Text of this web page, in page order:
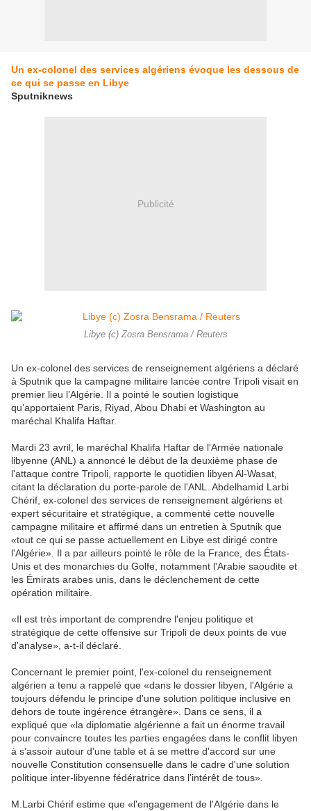
Un ex-colonel des services algériens évoque les dessous de
ce qui se passe en Libye
Sputniknews
Publicité
Libye (c) Zosra Bensrama / Reuters
Un ex-colonel des services de renseignement algériens a déclaré
à Sputnik que la campagne militaire lancée contre Tripoli visait en
premier lieu l’Algérie. Il a pointé le soutien logistique
qu’apportaient Paris, Riyad, Abou Dhabi et Washington au
maréchal Khalifa Haftar.
Mardi 23 avril, le maréchal Khalifa Haftar de l'Armée nationale
libyenne (ANL) a annoncé le début de la deuxième phase de
l'attaque contre Tripoli, rapporte le quotidien libyen Al-Wasat,
citant la déclaration du porte-parole de l'ANL. Abdelhamid Larbi
Chérif, ex-colonel des services de renseignement algériens et
expert sécuritaire et stratégique, a commenté cette nouvelle
campagne militaire et affirmé dans un entretien à Sputnik que
«tout ce qui se passe actuellement en Libye est dirigé contre
l'Algérie». Il a par ailleurs pointé le rôle de la France, des États-
Unis et des monarchies du Golfe, notamment l'Arabie saoudite et
les Émirats arabes unis, dans le déclenchement de cette
opération militaire.
«Il est très important de comprendre l'enjeu politique et
stratégique de cette offensive sur Tripoli de deux points de vue
d'analyse», a-t-il déclaré.
Concernant le premier point, l'ex-colonel du renseignement
algérien a tenu a rappelé que «dans le dossier libyen, l'Algérie a
toujours défendu le principe d'une solution politique inclusive en
dehors de toute ingérence étrangère». Dans ce sens, il a
expliqué que «la diplomatie algérienne a fait un énorme travail
pour convaincre toutes les parties engagées dans le conflit libyen
à s'assoir autour d'une table et à se mettre d'accord sur une
nouvelle Constitution consensuelle dans le cadre d'une solution
politique inter-libyenne fédératrice dans l'intérêt de tous».
M.Larbi Chérif estime que «l'engagement de l'Algérie dans le